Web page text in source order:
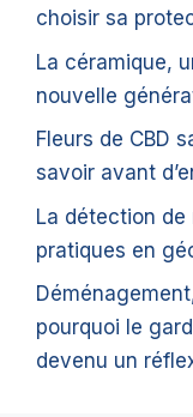
choisir sa
La céramique,
nouvelle
Fleurs de CBD
savoir avant
La détection de
pratiques en
pourquoi le
devenu un